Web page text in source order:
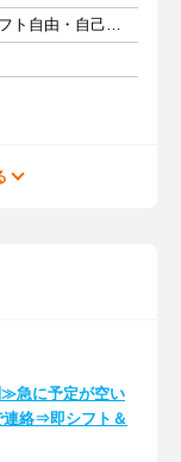
週1日以上 1日4時間以上 シフト自由・自己申告
≫急に予定が空い
絡⇒即シフト＆